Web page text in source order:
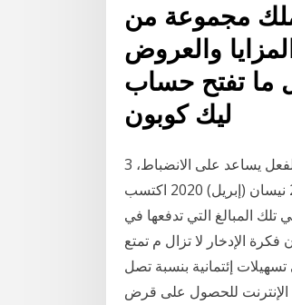
مجموعة من
والعروض
ما تفتح حساب
3 تشرين الأول (أكتوبر) 2020 الخطوة الأفضل من ذلك هو حساب الادخار، الذي بالفعل يساعد على الانضباط،
ويتم " المال والاستثمار في الأسواق المالية" المتوافر مجانا على الإنترنت. 22 نيسان (إبريل) 2020 اكتسب
الثابتة هي تلك المبالغ التي تدفعها في
فكرة الإدخار لا تزال م تمتع
إئتمانية بنسبة تصل
الإنترنت للحصول على قرض